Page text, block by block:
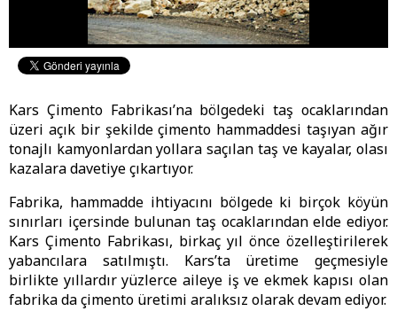
Kars Çimento Fabrikası’na bölgedeki taş ocaklarından
üzeri açık bir şekilde çimento hammaddesi taşıyan ağır
tonajlı kamyonlardan yollara saçılan taş ve kayalar, olası
kazalara davetiye çıkartıyor.
Fabrika, hammadde ihtiyacını bölgede ki birçok köyün
sınırları içersinde bulunan taş ocaklarından elde ediyor.
Kars Çimento Fabrikası, birkaç yıl önce özelleştirilerek
yabancılara satılmıştı. Kars’ta üretime geçmesiyle
birlikte yıllardır yüzlerce aileye iş ve ekmek kapısı olan
fabrika da çimento üretimi aralıksız olarak devam ediyor.